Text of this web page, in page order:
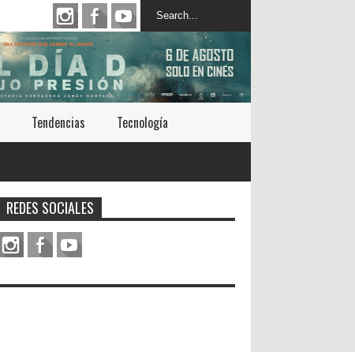
Tendencias Tecnología
REDES SOCIALES